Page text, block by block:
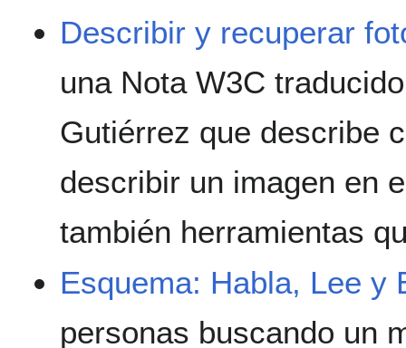
Describir y recuperar
una Nota W3C
Gutiérrez que describe
describir un imagen en
también herramientas
Esquema: Habla, Lee y
personas buscando un